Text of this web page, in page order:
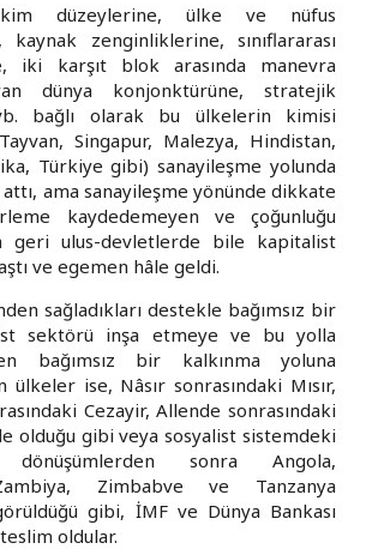
düzeylerine, ülke ve nüfus
kaynak zenginliklerine, sınıflararası
iki karşıt blok arasında manevra
dünya konjonktürüne, stratejik
bağlı olarak bu ülkelerin kimisi
Singapur, Malezya, Hindistan,
Türkiye gibi) sanayileşme yolunda
ama sanayileşme yönünde dikkate
kaydedemeyen ve çoğunluğu
geri ulus-devletlerde bile kapitalist
ve egemen hâle geldi.
sağladıkları destekle bağımsız bir
sektörü inşa etmeye ve bu yolla
bağımsız bir kalkınma yoluna
ülkeler ise, Nâsır sonrasındaki Mısır,
Cezayir, Allende sonrasındaki
olduğu gibi veya sosyalist sistemdeki
dönüşümlerden sonra Angola,
Zimbabve ve Tanzanya
gibi, İMF ve Dünya Bankası
oldular.